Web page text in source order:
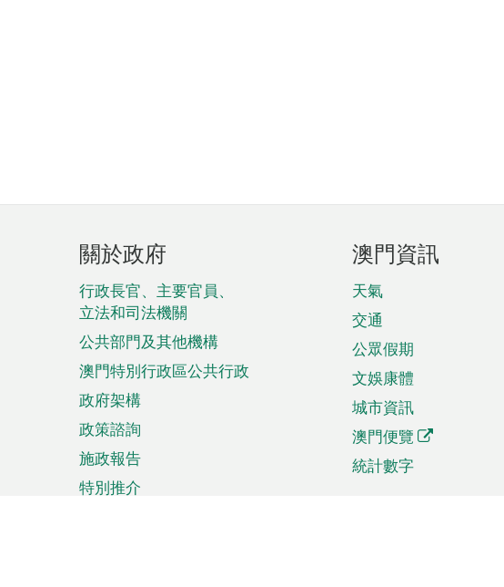
頁
腳
菜
單
關於政府
行政長官、主要官員、
立法和司法機關
公共部門及其他機構
澳門特別行政區公共行政
政府架構
政策諮詢
施政報告
特別推介
澳門資訊
天氣
交通
公眾假期
文娛康體
城市資訊
澳門便覽
統計數字